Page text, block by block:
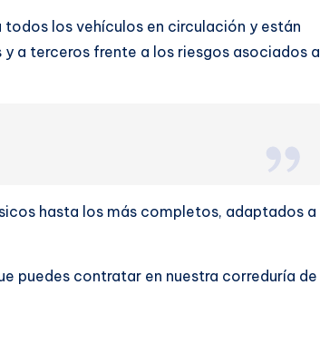
los vehículos en circulación y están
a terceros frente a los riesgos asociados al
hasta los más completos, adaptados a
puedes contratar en nuestra correduría de